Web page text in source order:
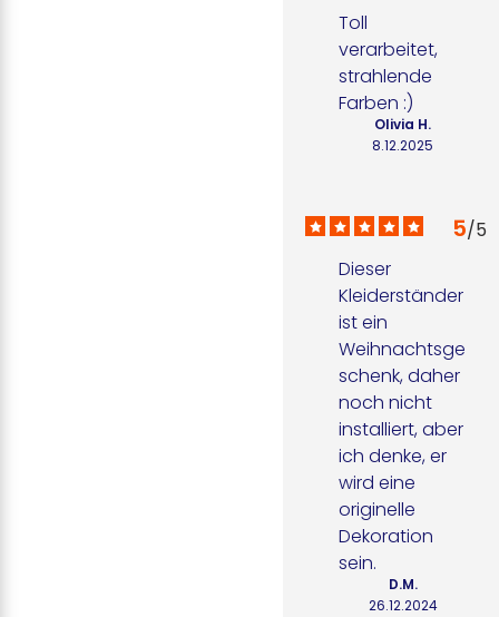
Toll
verarbeitet,
strahlende
Farben :)
8.12.2025
Olivia H.
5/5
Dieser
Kleiderständer
ist ein
Weihnachtsge
schenk, daher
noch nicht
installiert, aber
ich denke, er
wird eine
originelle
Dekoration
sein.
26.12.2024
D.M.